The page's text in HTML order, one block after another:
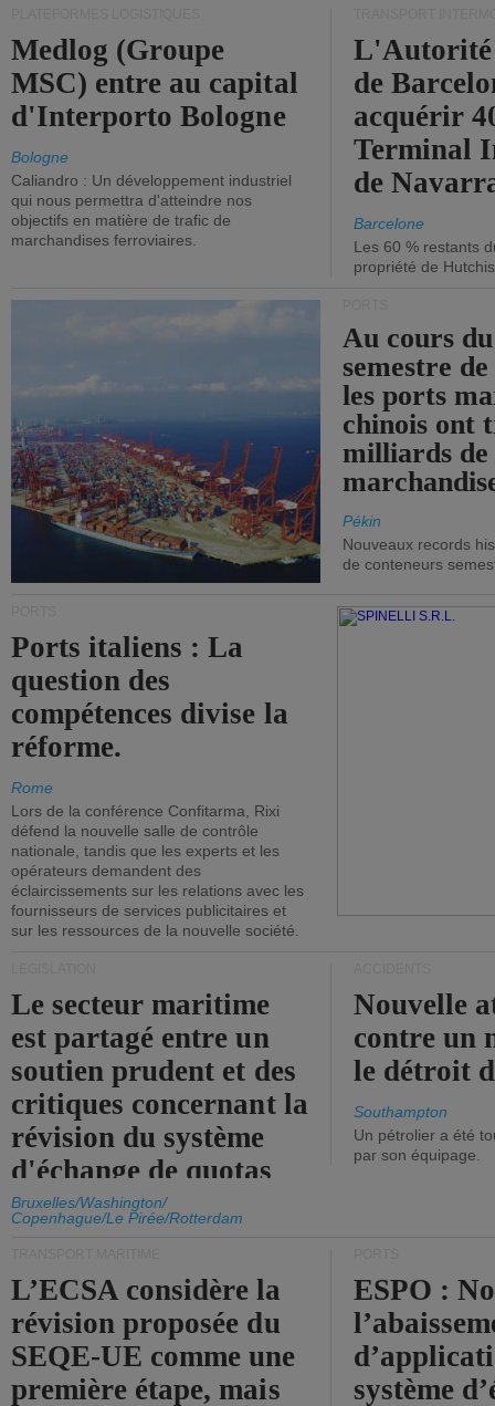
Medlog (Groupe
MSC) entre au capital
d'Interporto Bologne
Bologne
Caliandro : Un développement industriel
qui nous permettra d'atteindre nos
objectifs en matière de trafic de
marchandises ferroviaires.
de
acquérir
Terminal
de
Barcelone
Les 60 % restants
propriété de
Au cours
semestre
les ports
chinois ont
milliards de
Pékin
Nouveaux records
de conteneurs
Ports italiens : La
question des
compétences divise la
réforme.
Rome
Lors de la conférence Confitarma, Rixi
défend la nouvelle salle de contrôle
nationale, tandis que les experts et les
opérateurs demandent des
éclaircissements sur les relations avec les
fournisseurs de services publicitaires et
sur les ressources de la nouvelle société.
Le secteur maritime
est partagé entre un
soutien prudent et des
critiques concernant la
révision du système
d'échange de quotas
d'émission de l'UE.
Bruxelles/Washington/
Copenhague/Le Pirée/Rotterdam
Nouvelle
contre un
le détroit
Southampton
Un pétrolier a été
par son équipage.
L’ECSA considère la
révision proposée du
SEQE-UE comme une
première étape, mais
ESPO :
système